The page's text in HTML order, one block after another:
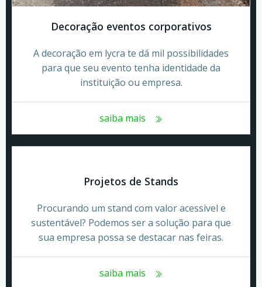
Decoração eventos corporativos
A decoração em lycra te dá mil possibilidades
para que seu evento tenha identidade da
instituição ou empresa.
saiba mais
Projetos de Stands
Procurando um stand com valor acessivel e
sustentável? Podemos ser a solução para que
sua empresa possa se destacar nas feiras.
saiba mais